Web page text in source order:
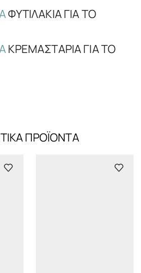
ΦΥΤΙΛΆΚΙΑ ΓΙΑ ΤΟ
ΚΡΕΜΑΣΤΆΡΙΑ ΓΙΑ ΤΟ
ΠΡΟΪΌΝΤΑ